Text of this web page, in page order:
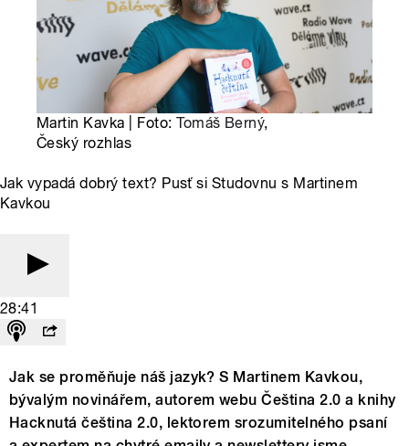
Martin Kavka | Foto:Tomáš Berný,
Český rozhlas
Jak vypadá dobrý text? Pusť si Studovnu s Martinem
Kavkou
28:41
Jak se proměňuje náš jazyk? S Martinem Kavkou,
bývalým novinářem, autorem webu Čeština 2.0 a knihy
Hacknutá čeština 2.0, lektorem srozumitelného psaní